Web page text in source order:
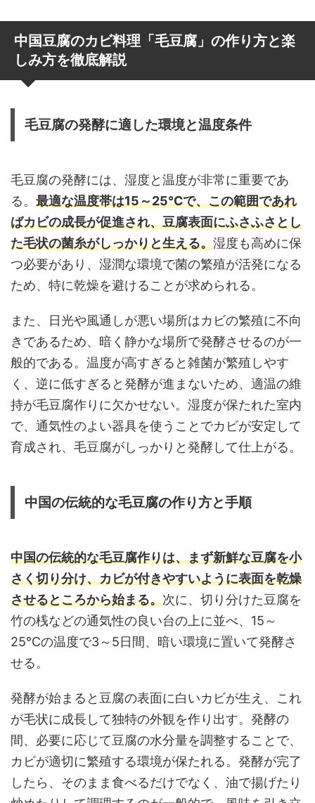
中国豆腐のカビ料理「毛豆腐」の作り方と楽
しみ方を徹底解説
毛豆腐の発酵に適した環境と温度条件
毛豆腐の発酵には、湿度と温度が非常に重要であ
る。 最適な温度帯は15～25℃で、この範囲であれ
ばカビの成長が促進され、豆腐表面にふさふさとし
た毛状の菌糸がしっかりと生える。湿度も高めに保
つ必要があり、湿潤な環境で菌の繁殖が活発になる
ため、特に乾燥を避けることが求められる。
また、日光や風通しが悪い場所はカビの繁殖に不向
きであるため、暗く静かな場所で発酵させるのが一
般的である。温度が高すぎると雑菌が繁殖しやす
く、逆に低すぎると発酵が進まないため、適温の維
持が毛豆腐作りに欠かせない。湿度が保たれた室内
で、通気性のよい器具を使うことでカビが安定して
育成され、毛豆腐がしっかりと発酵して仕上がる。
中国の伝統的な毛豆腐の作り方と手順
中国の伝統的な毛豆腐作りは、まず新鮮な豆腐を小
さく切り分け、カビが付きやすいように表面を乾燥
させるところから始まる。次に、切り分けた豆腐を
竹の桟などの通気性の良い台の上に並べ、15～
25℃の温度で3～5日間、暗い環境に置いて発酵さ
せる。
発酵が始まると豆腐の表面に白いカビが生え、これ
が毛状に成長して独特の外観を作り出す。発酵の
間、必要に応じて豆腐の水分量を調整することで、
カビが適切に繁殖する環境が保たれる。発酵が完了
したら、そのまま食べるだけでなく、油で揚げたり